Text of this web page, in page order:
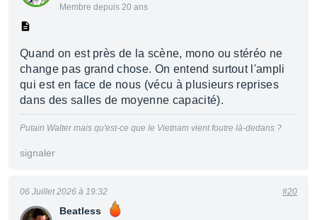
Membre depuis 20 ans
Quand on est près de la scène, mono ou stéréo ne
change pas grand chose. On entend surtout l'ampli
qui est en face de nous (vécu à plusieurs reprises
dans des salles de moyenne capacité).
Putain Walter mais qu'est-ce que le Vietnam vient foutre là-dedans ?
signaler
Beatless
06 Juillet 2026 à 19:32 #20